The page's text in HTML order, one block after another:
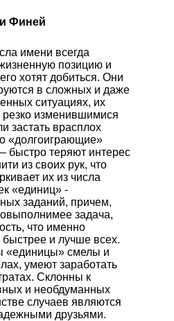
Финей
имени всегда
позицию и
хотят добиться. Они
в сложных и даже
ситуациях, их
изменившимися
застать врасплох
«долгоиграющие»
быстро теряют интерес
из своих рук, что
их из числа
«единиц» -
заданий, причем,
задача,
что именно
и лучше всех.
смелы и
умеют заработать
Склонны к
и необдуманных
случаев являются
друзьями.